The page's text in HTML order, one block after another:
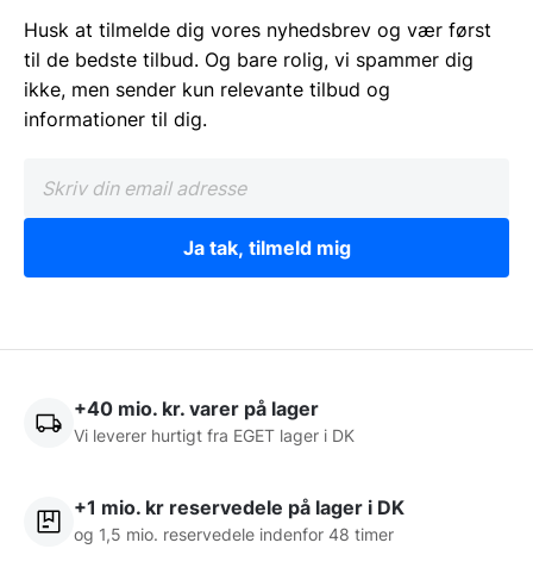
Husk at tilmelde dig vores nyhedsbrev og vær først
til de bedste tilbud. Og bare rolig, vi spammer dig
ikke, men sender kun relevante tilbud og
informationer til dig.
Ja tak, tilmeld mig
+40 mio. kr. varer på lager
Vi leverer hurtigt fra EGET lager i DK
+1 mio. kr reservedele på lager i DK
og 1,5 mio. reservedele indenfor 48 timer